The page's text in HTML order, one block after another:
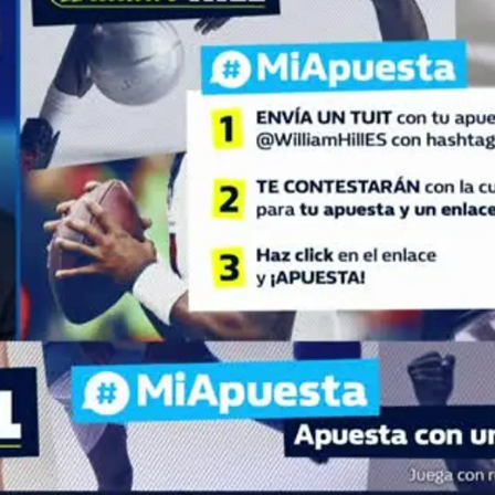
WhatsappFacebook
X